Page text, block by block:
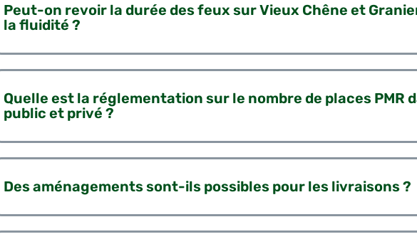
Peut-on revoir la durée des feux sur Vieux Chêne et
la fluidité ?
Quelle est la réglementation sur le nombre de places PMR
public et privé ?
Des aménagements sont-ils possibles pour les livraisons ?